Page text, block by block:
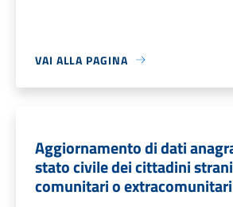
VAI ALLA PAGINA
Aggiornamento di dati
stato civile dei cittadini
comunitari o extracomunitari